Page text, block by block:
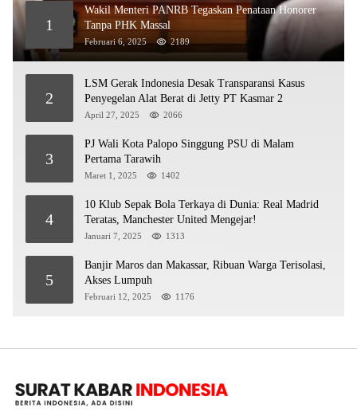
1
Wakil Menteri PANRB Tegaskan Penataan Honorer
Tanpa PHK Massal
Februari 6, 2025 2189
2
LSM Gerak Indonesia Desak Transparansi Kasus
Penyegelan Alat Berat di Jetty PT Kasmar 2
April 27, 2025 2066
3
PJ Wali Kota Palopo Singgung PSU di Malam
Pertama Tarawih
Maret 1, 2025 1402
4
10 Klub Sepak Bola Terkaya di Dunia: Real Madrid
Teratas, Manchester United Mengejar!
Januari 7, 2025 1313
5
Banjir Maros dan Makassar, Ribuan Warga Terisolasi,
Akses Lumpuh
Februari 12, 2025 1176